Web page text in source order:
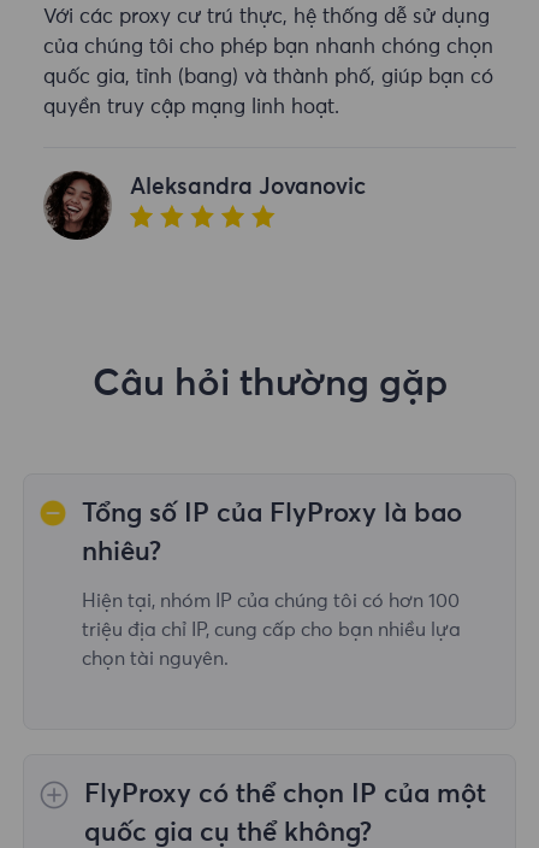
Với các proxy cư trú thực, hệ thống dễ sử dụng
của chúng tôi cho phép bạn nhanh chóng chọn
quốc gia, tỉnh (bang) và thành phố, giúp bạn có
quyền truy cập mạng linh hoạt.
Aleksandra Jovanovic
Câu hỏi thường gặp
Tổng số IP của FlyProxy là bao
nhiêu?
Hiện tại, nhóm IP của chúng tôi có hơn 100
triệu địa chỉ IP, cung cấp cho bạn nhiều lựa
chọn tài nguyên.
FlyProxy có thể chọn IP của một
quốc gia cụ thể không?